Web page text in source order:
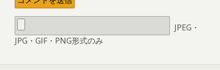
JPEG・
JPG・GIF・PNG形式のみ